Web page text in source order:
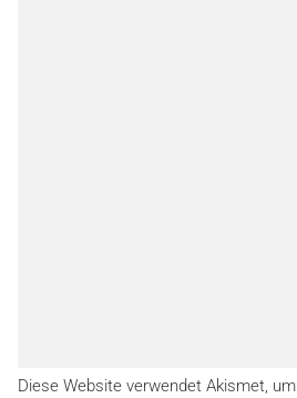
Diese Website verwendet Akismet,